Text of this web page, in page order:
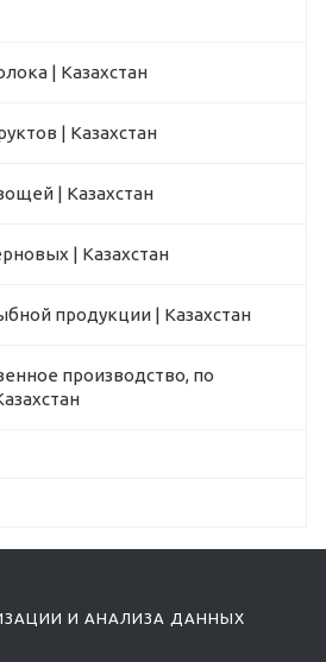
| Казахстан
| Казахстан
| Казахстан
| Казахстан
продукции | Казахстан
производство, по
И АНАЛИЗА ДАННЫХ